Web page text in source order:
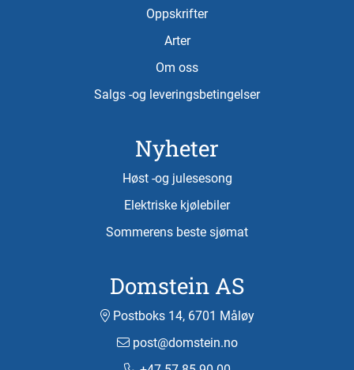
Oppskrifter
Arter
Om oss
Salgs -og leveringsbetingelser
Nyheter
Høst -og julesesong
Elektriske kjølebiler
Sommerens beste sjømat
Domstein AS
Postboks 14, 6701 Måløy
post@domstein.no